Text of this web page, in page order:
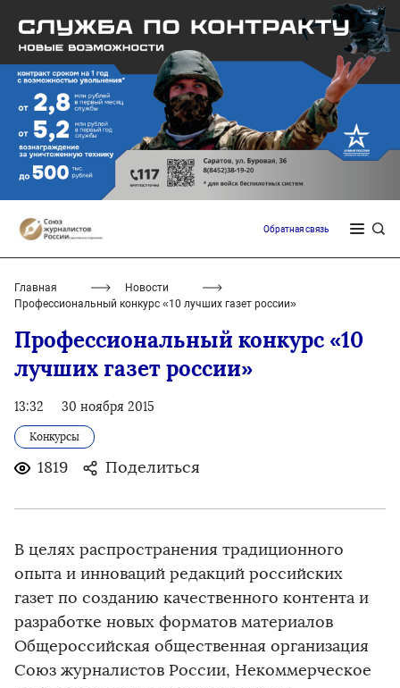
Обратная связь
Главная
Новости
Профессиональный конкурс «10 лучших газет россии»
Профессиональный конкурс «10
лучших газет россии»
13:32 30 ноября 2015
Конкурсы
1819 Поделиться
В целях распространения традиционного
опыта и инноваций редакций российских
газет по созданию качественного контента и
разработке новых форматов материалов
Общероссийская общественная организация
Союз журналистов России, Некоммерческое